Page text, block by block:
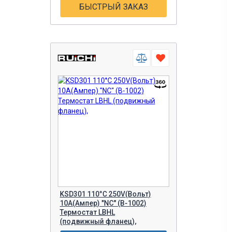
БЫСТРЫЙ ЗАКАЗ
KSD301 110°C 250V(Вольт)
10A(Ампер) "NC" (B-1002)
Термостат LBHL
(подвижный фланец),